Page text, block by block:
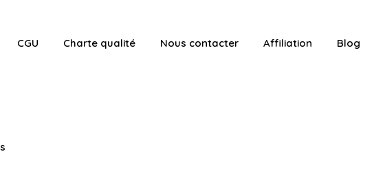
CGU Charte qualité Nous contacter Affiliation Blog